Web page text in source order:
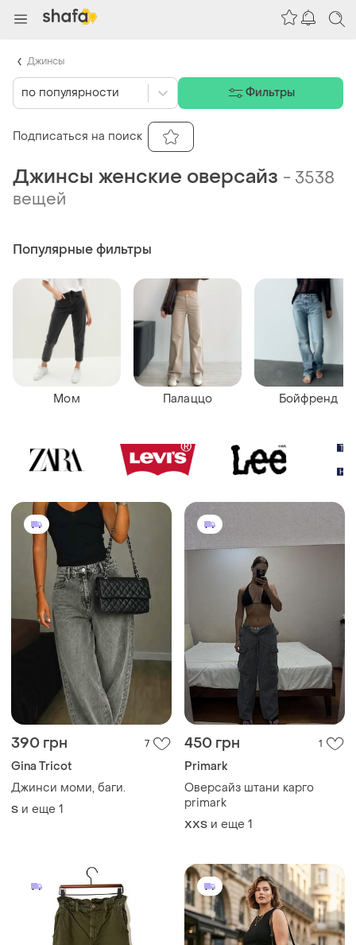
Джинсы женские оверсайз - 3538
вещей
390 грн 7
Gina Tricot
Джинси моми, баги.
S и еще 1
450 грн 1
Primark
Оверсайз штани карго
primark
XХS и еще 1
Популярные фильтры
Мом Палаццо Бойфренд
по популярности Фильтры
Подписаться на поиск
Джинсы